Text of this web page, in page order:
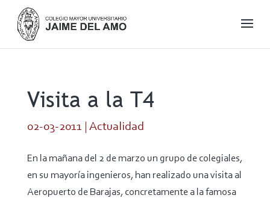
Visita a la T4
02-03-2011 Actualidad
En la mañana del 2 de marzo un grupo de colegiales,
en su mayoría ingenieros, han realizado una visita al
Aeropuerto de Barajas, concretamente a la famosa